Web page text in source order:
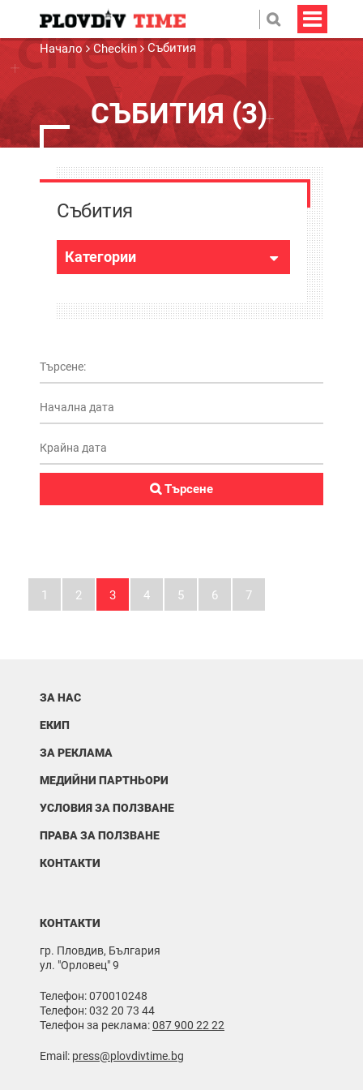
Начало Checkin Събития
СЪБИТИЯ (3)
Събития
Категории
1 2 3 4 5 6 7
ЗА НАС
ЕКИП
ЗА РЕКЛАМА
МЕДИЙНИ ПАРТНЬОРИ
УСЛОВИЯ ЗА ПОЛЗВАНЕ
ПРАВА ЗА ПОЛЗВАНЕ
КОНТАКТИ
КОНТАКТИ
гр. Пловдив, България
ул. "Орловец" 9
Телефон: 070010248
Телефон: 032 20 73 44
Телефон за реклама:087 900 22 22
Email: press@plovdivtime.bg